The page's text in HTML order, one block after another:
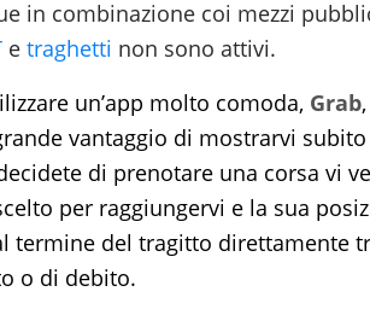
in combinazione coi mezzi
e traghetti non sono attivi.
un’app molto comoda, Grab
vantaggio di mostrarvi
di prenotare una corsa vi
per raggiungervi e la sua
termine del tragitto direttamente
o di debito.